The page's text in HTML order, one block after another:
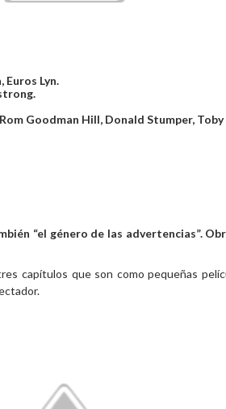
Lyn.
Goodman Hill, Donald Stumper,
“el género de las advertencias”.
capítulos que son como pequeñas